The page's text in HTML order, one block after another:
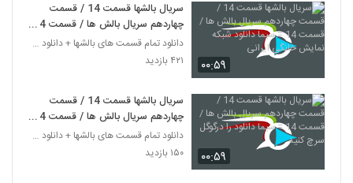
۰۰:۵۹
سریال بالشها قسمت 14 / قسمت
چهاردهم سریال بالش ها / قسمت 14
= سیما دانلود شبکه نمایش خانگی
ایرانی
دانلود تمام قسمت های بالشها + دانلود قسمت 14 چهارد
۴۲۱ بازدید
۰۰:۵۹
سریال بالشها قسمت 14 / قسمت
چهاردهم سریال بالش ها / قسمت 14
= سیما دانلود را درگوگل سرچ کنید دانلود تمام قسمت های بالشها + دانلود قسمت 14 چهارد
۱۵۰ بازدید